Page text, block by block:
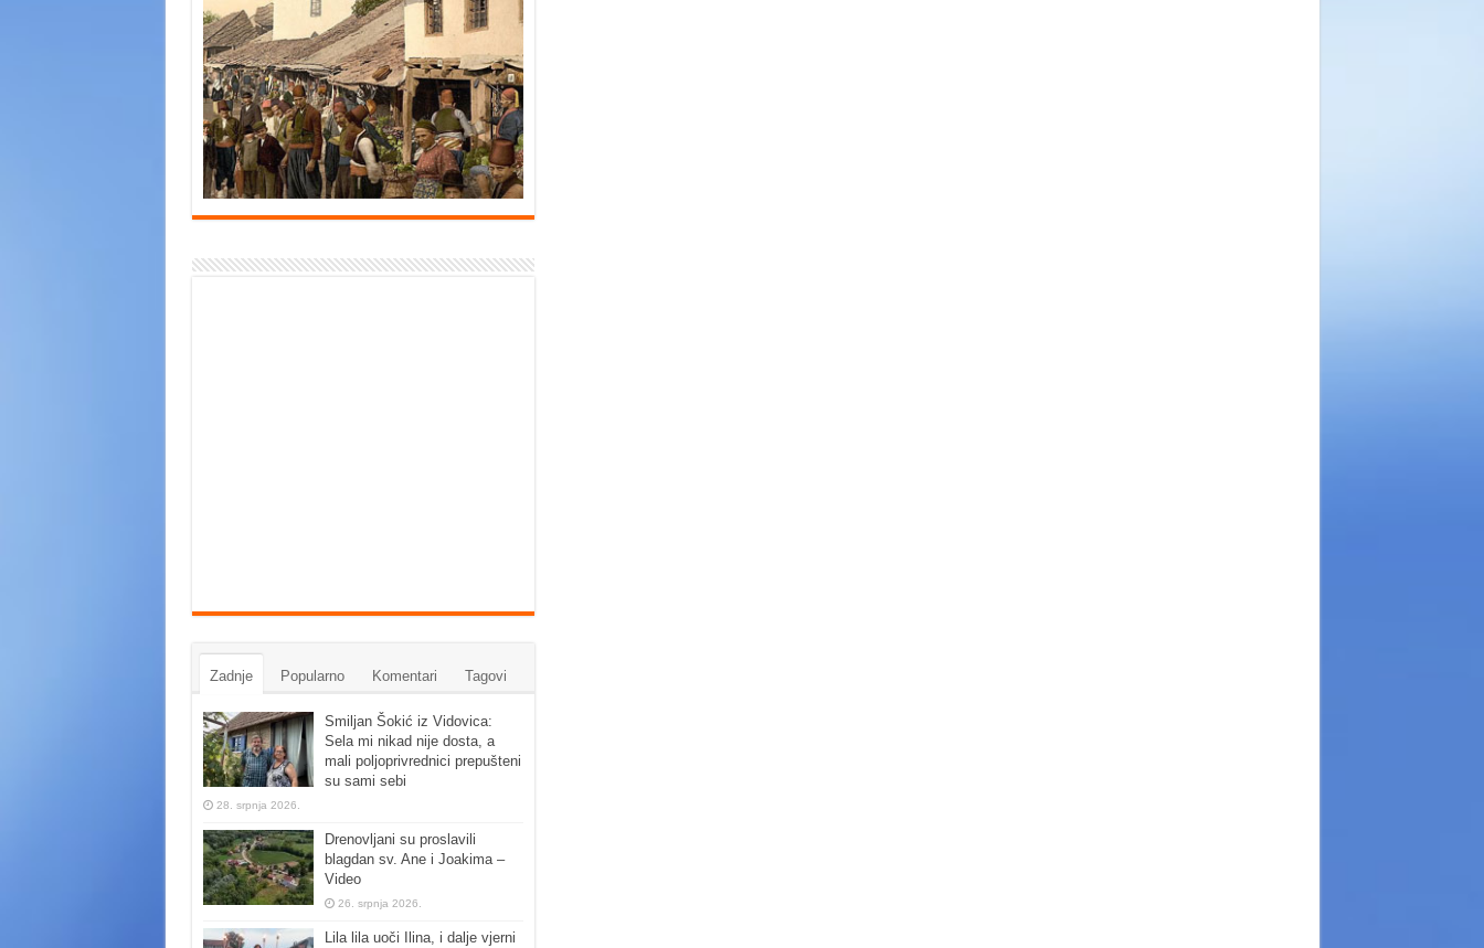
Zadnje Popularno Komentari Tagovi
Smiljan Šokić iz Vidovica:
Sela mi nikad nije dosta, a
mali poljoprivrednici prepušteni
su sami sebi
28. srpnja 2026.
Drenovljani su proslavili
blagdan sv. Ane i Joakima –
Video
26. srpnja 2026.
Lila lila uoči Ilina, i dalje vjerni